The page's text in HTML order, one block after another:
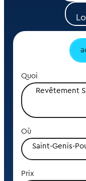
Quoi
Revêtement
Où
Saint-Genis-
Prix